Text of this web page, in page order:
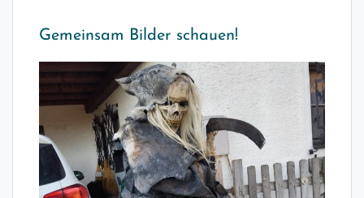
Gemeinsam Bilder schauen!